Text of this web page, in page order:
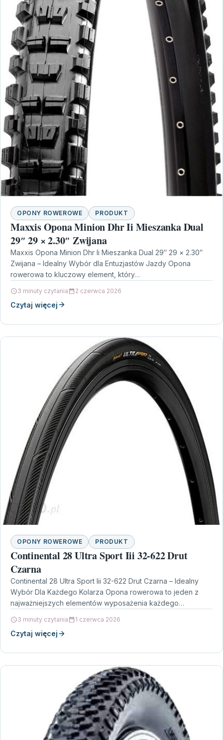
OPONY ROWEROWE PRODUKT
Maxxis Opona Minion Dhr Ii Mieszanka Dual
29″ 29 × 2.30″ Zwijana
Maxxis Opona Minion Dhr Ii Mieszanka Dual 29″ 29 × 2.30″
Zwijana – Idealny Wybór dla Entuzjastów Jazdy Opona
rowerowa to kluczowy element, który…
3 minuty czytania 2 czerwca 2026
Czytaj więcej
OPONY ROWEROWE PRODUKT
Continental 28 Ultra Sport Iii 32-622 Drut
Czarna
Continental 28 Ultra Sport Iii 32-622 Drut Czarna – Idealny
Wybór Dla Każdego Kolarza Opona rowerowa to jeden z
najważniejszych elementów wyposażenia każdego
3 minuty czytania 1 czerwca 2026
Czytaj więcej